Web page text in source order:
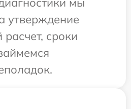
утверждение
сроки